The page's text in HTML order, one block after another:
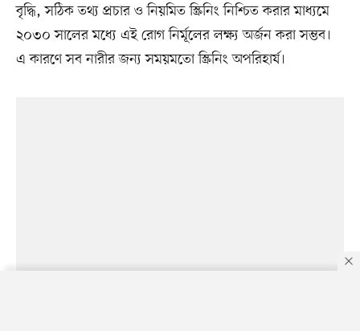
বৃদ্ধি, সঠিক তথ্য প্রচার ও নিয়মিত স্ক্রিনিং নিশ্চিত করার মাধ্যমে
২০৩০ সালের মধ্যে এই রোগ নির্মূলের লক্ষ্য অর্জন করা সম্ভব।
এ কারণে সব নারীর জন্য সময়মতো স্ক্রিনিং অপরিহার্য।